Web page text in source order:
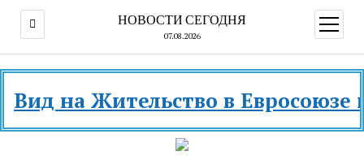
НОВОСТИ СЕГОДНЯ
07.08.2026
меню
на Жительство в Евросоюзе и